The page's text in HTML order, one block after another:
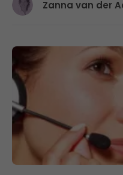
Zanna van der